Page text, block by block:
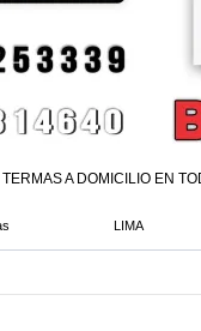
A DOMICILIO EN
LIMA